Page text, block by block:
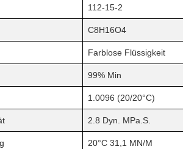
112-15-2
C8H16O4
Farblose Flüssigkeit
99% Min
1.0096 (20/20°C)
2.8 Dyn. MPa.s.
20°C 31,1 MN/m